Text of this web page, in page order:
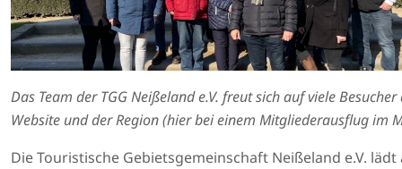
Das Team der TGG Neißeland e.V. freut sich auf viele
Website und der Region (hier bei einem Mitgliederausflug im
Die Touristische Gebietsgemeinschaft Neißeland e.V. lädt